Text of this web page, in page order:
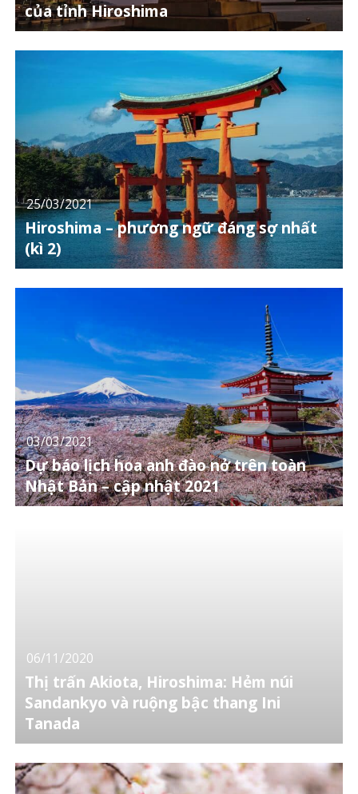
của tỉnh Hiroshima
25/03/2021
Hiroshima – phương ngữ đáng sợ nhất
(kì 2)
03/03/2021
Dự báo lịch hoa anh đào nở trên toàn
Nhật Bản – cập nhật 2021
06/11/2020
Thị trấn Akiota, Hiroshima: Hẻm núi
Sandankyo và ruộng bậc thang Ini
Tanada